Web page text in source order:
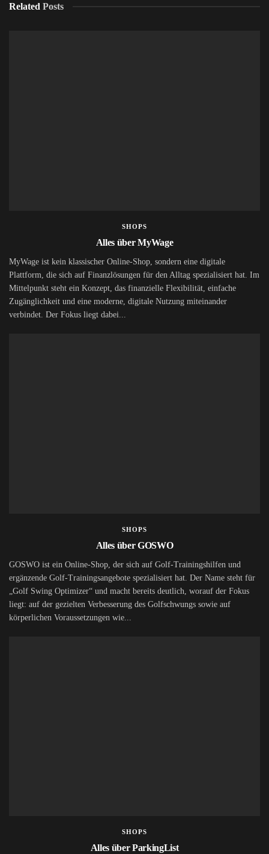
Related Posts
SHOPS
Alles über MyWage
MyWage ist kein klassischer Online-Shop, sondern eine digitale
Plattform, die sich auf Finanzlösungen für den Alltag spezialisiert hat. Im
Mittelpunkt steht ein Konzept, das finanzielle Flexibilität, einfache
Zugänglichkeit und eine moderne, digitale Nutzung miteinander
verbindet. Der Fokus liegt dabei...
SHOPS
Alles über GOSWO
GOSWO ist ein Online-Shop, der sich auf Golf-Trainingshilfen und
ergänzende Golf-Trainingsangebote spezialisiert hat. Der Name steht für
„Golf Swing Optimizer“ und macht bereits deutlich, worauf der Fokus
liegt: auf der gezielten Verbesserung des Golfschwungs sowie auf
körperlichen Voraussetzungen wie...
SHOPS
Alles über ParkingList